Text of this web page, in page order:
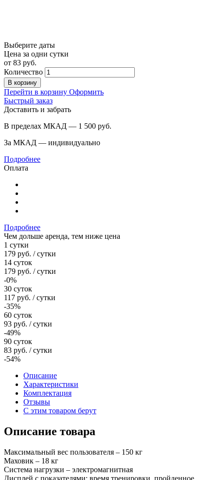
Выберите даты
Цена за одни сутки
от 83 руб.
Количество
В корзину
Перейти в корзину Оформить
Быстрый заказ
Доставить и забрать
В пределах МКАД — 1 500 руб.
За МКАД — индивидуально
Подробнее
Оплата
Подробнее
Чем дольше аренда, тем ниже цена
1 сутки
179 руб. / сутки
14 суток
179 руб. / сутки
-0%
30 суток
117 руб. / сутки
-35%
60 суток
93 руб. / сутки
-49%
90 суток
83 руб. / сутки
-54%
Описание
Характеристики
Комплектация
Отзывы
С этим товаром берут
Описание товара
Максимальный вес пользователя – 150 кг
Маховик – 18 кг
Система нагрузки – электромагнитная
Дисплей с показателями: время тренировки, пройденное